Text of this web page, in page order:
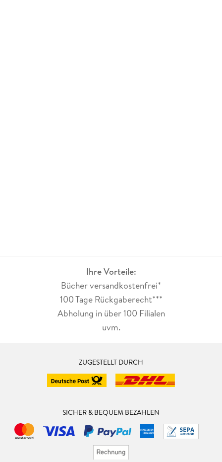
Ihre Vorteile:
Bücher versandkostenfrei*
100 Tage Rückgaberecht***
Abholung in über 100 Filialen
uvm.
ZUGESTELLT DURCH
SICHER & BEQUEM BEZAHLEN